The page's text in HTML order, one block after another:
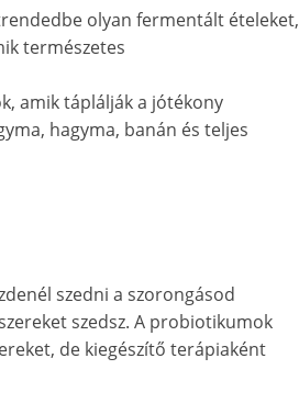
olyan fermentált ételeket,
természetes
amik táplálják a jótékony
hagyma, banán és teljes
szedni a szorongásod
szedsz. A probiotikumok
de kiegészítő terápiaként